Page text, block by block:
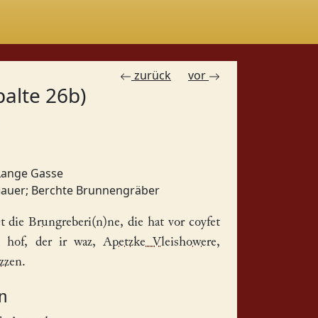
zurück vor
26b)
Gasse
; Berchte Brunnengräber
dieBrungreberi(n)ne, die hat vor coyfet
hof, der ir waz, Apetzke Vleishowere,
.